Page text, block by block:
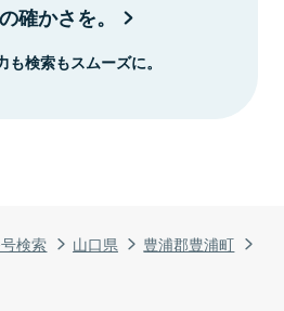
検索 山口県
豊浦郡豊浦町
確かさを。
検索もスムーズに。